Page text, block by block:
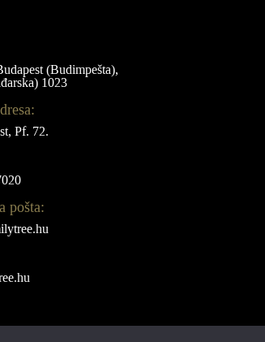
(Budimpešta),
1023
Pf. 72.
pošta: